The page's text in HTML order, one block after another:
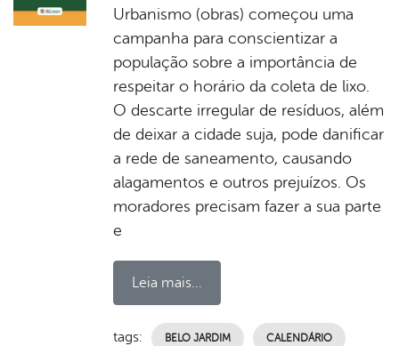
Urbanismo (obras) começou uma
campanha para conscientizar a
população sobre a importância de
respeitar o horário da coleta de lixo.
O descarte irregular de resíduos, além
de deixar a cidade suja, pode danificar
a rede de saneamento, causando
alagamentos e outros prejuízos. Os
moradores precisam fazer a sua parte
e
Leia mais...
tags: BELO JARDIM CALENDÁRIO